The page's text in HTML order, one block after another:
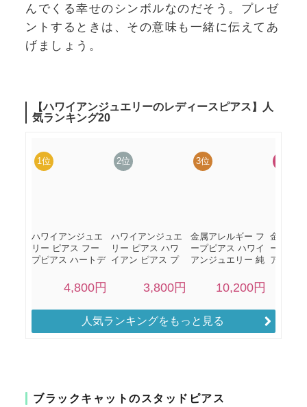
んでくる幸せのシンボルなのだそう。プレゼ
ントするときは、その意味も一緒に伝えてあ
げましょう。
人気ランキングをもっと見る
ブラックキャットのスタッドピアス